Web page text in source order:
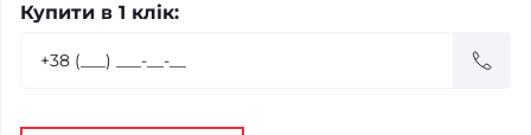
Купити в 1 клік: